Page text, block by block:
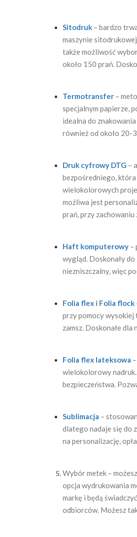
Sitodruk – bardzo
maszynie
także możliwość
około 150 prań.
Termotransfer –
specjalnym papierze,
idealna do
również od około 20-
Druk cyfrowy DTG –
bezpośredniego,
wielokolorowych
możliwa jest
prań, przy zachowaniu
Haft komputerowy –
wygląd. Doskonały
niezniszczalny, więc
Folia flex i Folia flock
przy pomocy wysokiej
zamsz. Doskonałe dla
Folia flex lateksowa
wielokolorowy
bezpieczeństwa.
Sublimacja –
dlatego nadaje się do
na personalizację,
Wybór metek –
opcja wydrukowania
markę i będą
odbiorców. Możesz